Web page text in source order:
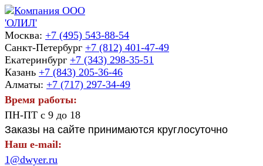
Москва: +7 (495) 543-88-54
Санкт-Петербург +7 (812) 401-47-49
Екатеринбург +7 (343) 298-35-51
Казань +7 (843) 205-36-46
Алматы: +7 (717) 297-34-49
Время работы:
ПН-ПТ с 9 до 18
Заказы на сайте принимаются круглосуточно
Наш e-mail:
1@dwyer.ru